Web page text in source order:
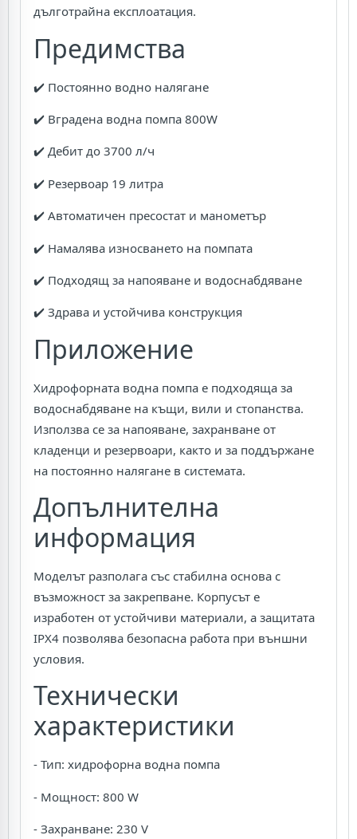
дълготрайна експлоатация.
Предимства
✔️ Постоянно водно налягане
✔️ Вградена водна помпа 800W
✔️ Дебит до 3700 л/ч
✔️ Резервоар 19 литра
✔️ Автоматичен пресостат и манометър
✔️ Намалява износването на помпата
✔️ Подходящ за напояване и водоснабдяване
✔️ Здрава и устойчива конструкция
Приложение
Хидрофорната водна помпа е подходяща за
водоснабдяване на къщи, вили и стопанства.
Използва се за напояване, захранване от
кладенци и резервоари, както и за поддържане
на постоянно налягане в системата.
Допълнителна
информация
Моделът разполага със стабилна основа с
възможност за закрепване. Корпусът е
изработен от устойчиви материали, а защитата
IPX4 позволява безопасна работа при външни
условия.
Технически
характеристики
- Тип: хидрофорна водна помпа
- Мощност: 800 W
- Захранване: 230 V